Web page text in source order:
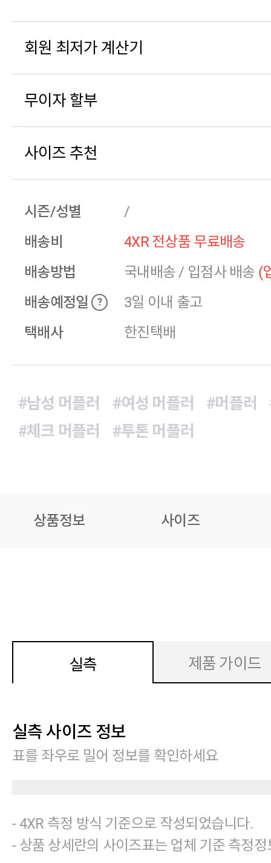
회원 최저가 계산기
무이자 할부
사이즈 추천
시즌/성별
/
배송비
4XR 전상품 무료배송
배송방법
국내배송 / 입점사 배송 (
배송예정일
?
3일 이내 출고
택배사
한진택배
#남성 머플러 #여성 머플러 #머플러
#체크 머플러
#투톤 머플러
상품정보 사이즈
실측 제품 가이드
실측 사이즈 정보
표를 좌우로 밀어 정보를 확인하세요
- 4XR 측정 방식 기준으로 작성되었습니다.
- 상품 상세란의 사이즈표는 업체 기준 측정정